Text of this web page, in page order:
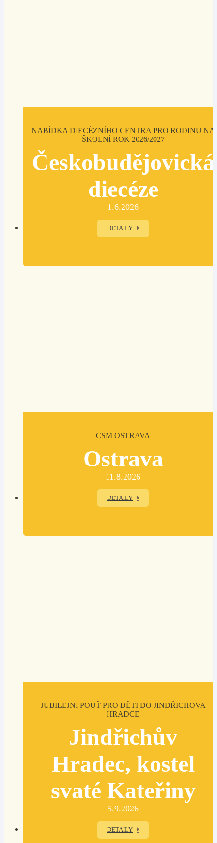
NABÍDKA DIECÉZNÍHO CENTRA PRO RODINU NA
ŠKOLNÍ ROK 2026/2027
Českobudějovická
diecéze
1.6.2026
DETAILY
CSM OSTRAVA
Ostrava
11.8.2026
DETAILY
JUBILEJNÍ POUŤ PRO DĚTI DO JINDŘICHOVA
HRADCE
Jindřichův
Hradec, kostel
svaté Kateřiny
5.9.2026
DETAILY